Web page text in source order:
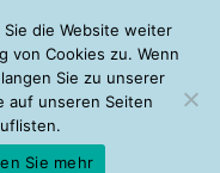
Leseempfehlungen FAQ
die Website weiter
von Cookies zu. Wenn
Sie zu unserer
auf unseren Seiten
Sie mehr